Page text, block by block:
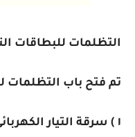
التظلمات للبطاقات
تم فتح باب التظلمات
١ ) سرقة التيار الكهربائى